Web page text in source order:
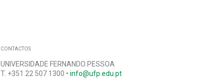
CONTACTOS
UNIVERSIDADE FERNANDO PESSOA
T. +351 22 507 1300 • info@ufp.edu.pt